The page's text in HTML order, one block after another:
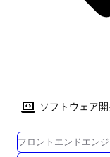
ソフトウェア開
フロントエンドエン